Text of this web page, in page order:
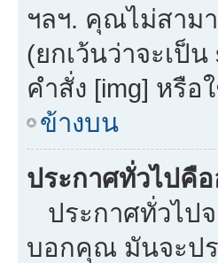
ฯลฯ. คุณไม่สาม
(ยกเว้นว่าจะเป็
คำสั่ง [img] หรื
ข้างบน
ประกาศทั่วไปคือ
ประกาศทั่วไป
บอกคุณ มันจะป